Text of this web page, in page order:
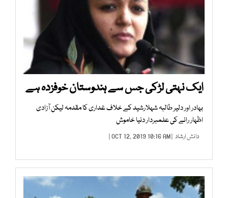
ایک نہتی لڑکی جس سے ہندوستان خوفزدہ ہے
بہادر اور دلیر طالبہ شہلارشید کے خلاف غداری کا مقدمہ لیکن آزادی
اظہار رائے کی علمبردار دنیا خاموش
دانش ارشاد | OCT 12, 2019 10:16 AM |